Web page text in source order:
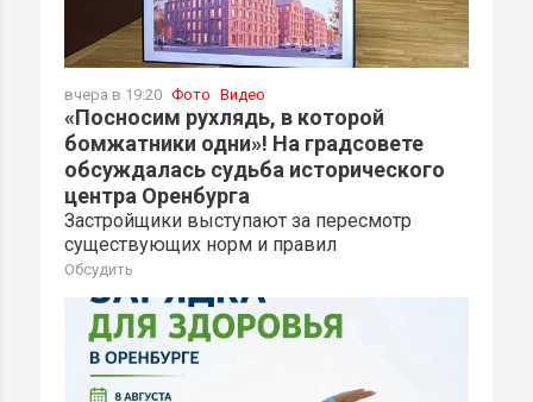
вчера в 19:20 Фото Видео
«Посносим рухлядь, в которой
бомжатники одни»! На градсовете
обсуждалась судьба исторического
центра Оренбурга
Застройщики выступают за пересмотр
существующих норм и правил
Обсудить